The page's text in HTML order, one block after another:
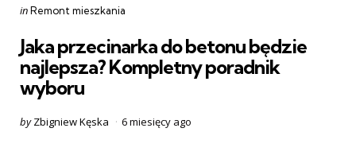
Categories
Posted
inRemont mieszkania
Jaka przecinarka do betonu będzie
najlepsza? Kompletny poradnik
wyboru
Posted
by Zbigniew Kęska 6 miesięcy ago